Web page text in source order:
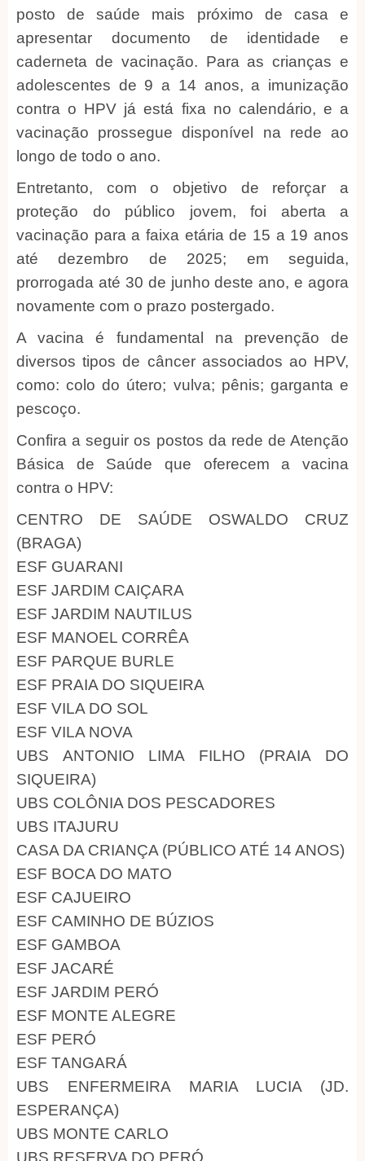
posto de saúde mais próximo de casa e
apresentar documento de identidade e
caderneta de vacinação. Para as crianças e
adolescentes de 9 a 14 anos, a imunização
contra o HPV já está fixa no calendário, e a
vacinação prossegue disponível na rede ao
longo de todo o ano.
Entretanto, com o objetivo de reforçar a
proteção do público jovem, foi aberta a
vacinação para a faixa etária de 15 a 19 anos
até dezembro de 2025; em seguida,
prorrogada até 30 de junho deste ano, e agora
novamente com o prazo postergado.
A vacina é fundamental na prevenção de
diversos tipos de câncer associados ao HPV,
como: colo do útero; vulva; pênis; garganta e
pescoço.
Confira a seguir os postos da rede de Atenção
Básica de Saúde que oferecem a vacina
contra o HPV:
CENTRO DE SAÚDE OSWALDO CRUZ
(BRAGA)
ESF GUARANI
ESF JARDIM CAIÇARA
ESF JARDIM NAUTILUS
ESF MANOEL CORRÊA
ESF PARQUE BURLE
ESF PRAIA DO SIQUEIRA
ESF VILA DO SOL
ESF VILA NOVA
UBS ANTONIO LIMA FILHO (PRAIA DO
SIQUEIRA)
UBS COLÔNIA DOS PESCADORES
UBS ITAJURU
CASA DA CRIANÇA (PÚBLICO ATÉ 14 ANOS)
ESF BOCA DO MATO
ESF CAJUEIRO
ESF CAMINHO DE BÚZIOS
ESF GAMBOA
ESF JACARÉ
ESF JARDIM PERÓ
ESF MONTE ALEGRE
ESF PERÓ
ESF TANGARÁ
UBS ENFERMEIRA MARIA LUCIA (JD.
ESPERANÇA)
UBS MONTE CARLO
UBS RESERVA DO PERÓ